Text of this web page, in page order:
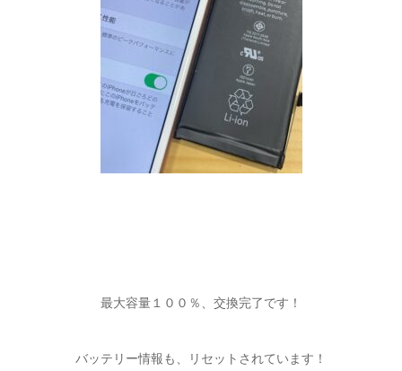
最大容量１００％、交換完了です！
バッテリー情報も、リセットされています！